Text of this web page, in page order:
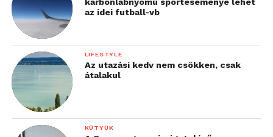
karbonlábnyomú sporteseménye lehet
az idei futball-vb
LIFESTYLE
Az utazási kedv nem csökken, csak
átalakul
KÜTYÜK